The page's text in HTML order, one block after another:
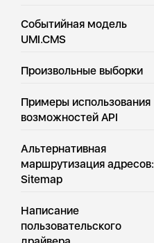
Событийная модель
UMI.CMS
Произвольные выборки
Примеры использования
возможностей API
Альтернативная
маршрутизация адресов:
Sitemap
Написание
пользовательского